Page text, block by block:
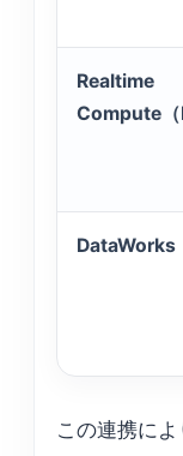
Realtime
Compute（
DataWorks
この連携によ